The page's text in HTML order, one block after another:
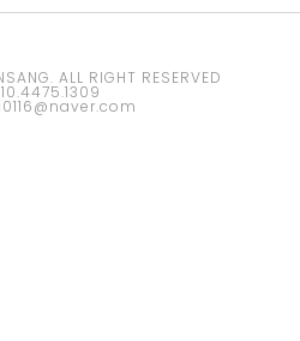
ALL RIGHT RESERVED